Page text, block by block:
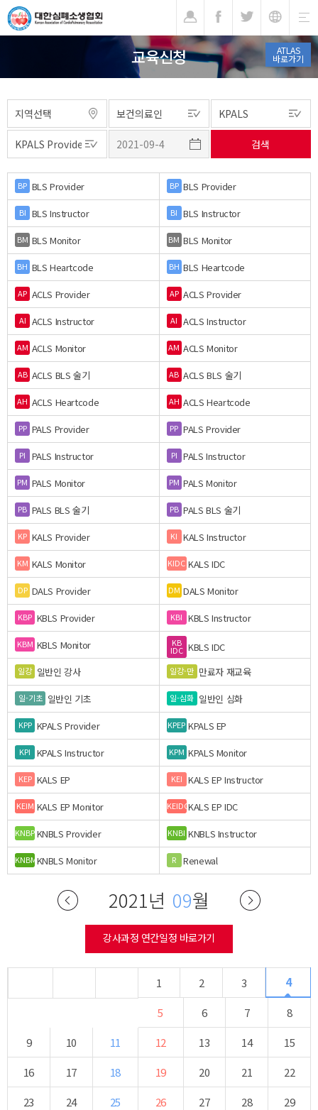
ATLAS
바로가기
교육신청
BP BLS Provider BP BLS Provider
BI BLS Instructor BI BLS Instructor
BM BLS Monitor BM BLS Monitor
BH BLS Heartcode BH BLS Heartcode
AP ACLS Provider AP ACLS Provider
AI ACLS Instructor AI ACLS Instructor
AM ACLS Monitor AM ACLS Monitor
AB ACLS BLS 술기 AB ACLS BLS 술기
AH ACLS Heartcode AH ACLS Heartcode
PP PALS Provider PP PALS Provider
PI PALS Instructor PI PALS Instructor
PM PALS Monitor PM PALS Monitor
PB PALS BLS 술기 PB PALS BLS 술기
KP KALS Provider KI KALS Instructor
KM KALS Monitor KIDC KALS IDC
DP DALS Provider DM DALS Monitor
KBP KBLS Provider KBI KBLS Instructor
KBM KBLS Monitor KB
IDC KBLS IDC
일강 일반인 강사 일강-만 만료자 재교육
일-기초 일반인 기초 일-심화 일반인 심화
KPP KPALS Provider KPEP KPALS EP
KPI KPALS Instructor KPM KPALS Monitor
KEP KALS EP KEI KALS EP Instructor
KEIM KALS EP Monitor KEIDCKALS EP IDC
KNBPKNBLS Provider KNBI KNBLS Instructor
KNBMKNBLS Monitor R Renewal
2021년 09월
강사과정 연간일정 바로가기
1 2 3 4
5 6 7
8
9
10 11 12 13 14
15
16
17 18 19 20 21
22
23
24 25 26 27 28
29